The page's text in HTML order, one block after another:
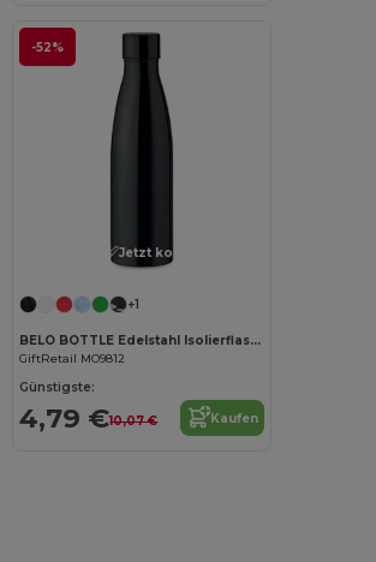
-52%
Jetzt konfigurieren!
+1
BELO BOTTLE Edelstahl Isolierflasche 500ml
GiftRetail MO9812
Günstigste:
4,79 €10,07 € Kaufen